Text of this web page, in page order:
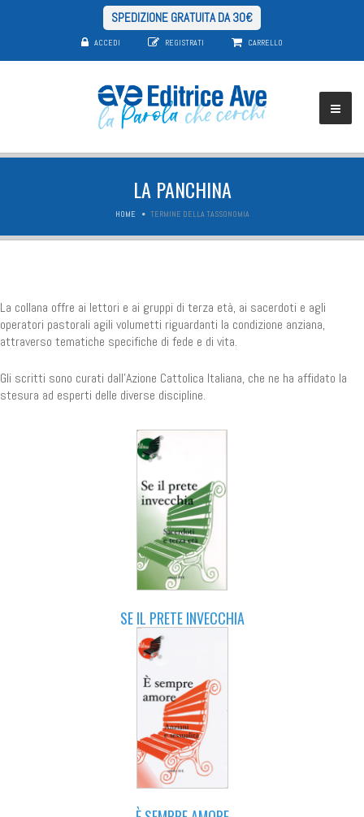
SPEDIZIONE GRATUITA DA 30€
ACCEDI REGISTRATI CARRELLO
LA PANCHINA
HOME TERMINE DELLA TASSONOMIA
La collana offre ai lettori e ai gruppi di terza età, ai sacerdoti e agli
operatori pastorali agili volumetti riguardanti la condizione anziana,
attraverso tematiche specifiche di fede e di vita.
Gli scritti sono curati dall'Azione Cattolica Italiana, che ne ha affidato la
stesura ad esperti delle diverse discipline.
SE IL PRETE INVECCHIA